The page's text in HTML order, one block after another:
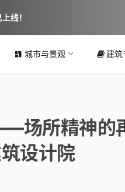
城市与景观 建筑
场所精神的
设计院
线！